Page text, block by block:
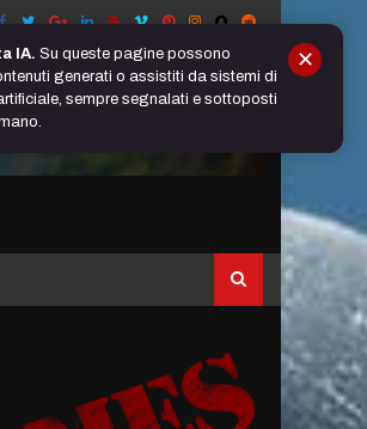
IA. Su queste pagine possono
generati o assistiti da sistemi di
sempre segnalati e sottoposti
✕